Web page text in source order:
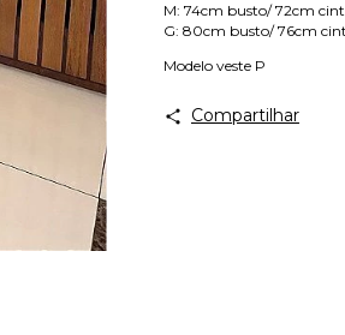
M: 74cm busto/ 72cm
G: 80cm busto/ 76cm
Modelo veste P
Compartilhar